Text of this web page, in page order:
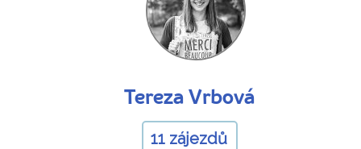
Tereza Vrbová
11 zájezdů